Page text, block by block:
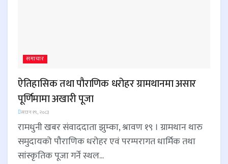
समाचार
ऐतिहासिक तथा पौराणिक धरोहर ग्रामथानमा असार
पूर्णिमामा अखारी पूजा
साउन १९, २०८३
रामधुनी खबर संवाददाता झुम्का, श्रावण १९ । ग्रामथान थारु
समुदायको पौराणिक धरोहर एवं परम्परागत धार्मिक तथा
सांस्कृतिक पूजा गर्ने स्थल...